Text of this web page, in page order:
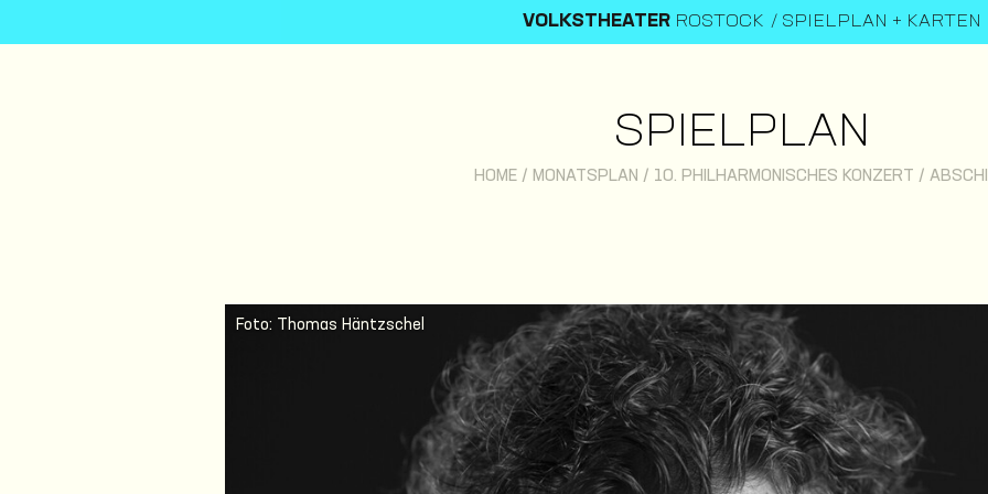
VOLKSTHEATER ROSTOCK SPIELPLAN + KARTEN
SPIELPLAN
HOME / MONATSPLAN / 10. PHILHARMONISCHES KONZERT /
Foto: Thomas Häntzschel